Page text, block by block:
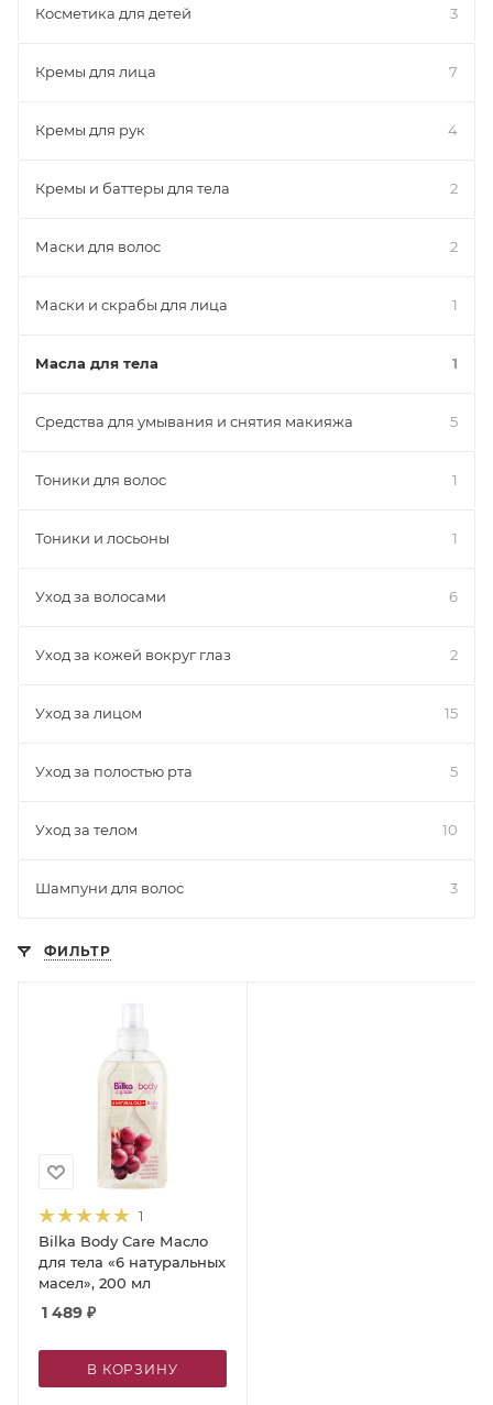
Косметика для детей 3
Кремы для лица 7
Кремы для рук 4
Кремы и баттеры для тела 2
Маски для волос 2
Маски и скрабы для лица 1
Масла для тела 1
Средства для умывания и снятия макияжа 5
Тоники для волос 1
Тоники и лосьоны 1
Уход за волосами 6
Уход за кожей вокруг глаз 2
Уход за лицом 15
Уход за полостью рта 5
Уход за телом 10
Шампуни для волос 3
ФИЛЬТР
1
Bilka Body Care Масло
для тела «6 натуральных
масел», 200 мл
1 489 ₽
В КОРЗИНУ